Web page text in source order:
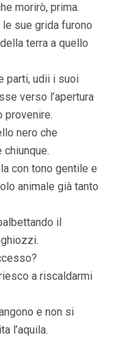
morirò, prima.
sue grida furono
terra a quello
parti, udii i suoi
verso l’apertura
provenire.
nero che
con tono gentile e
animale già tanto
il
a riscaldarmi
e non si
l’aquila.